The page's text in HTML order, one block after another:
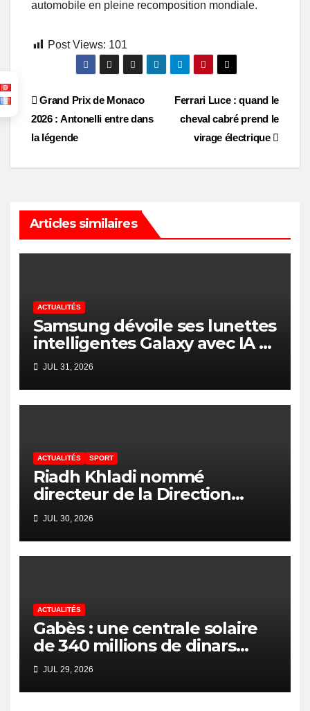
automobile en pleine recomposition mondiale.
Post Views: 101
Post
navigation
Ferrari Luce : quand le
cheval cabré prend le
virage électrique
Grand Prix de Monaco
2026 : Antonelli entre dans
la légende
Articles similaires
ACTUALITÉS
Samsung dévoile ses lunettes
intelligentes Galaxy avec IA et
Gemini
JUL 31, 2026
ACTUALITÉS SPORT
Riadh Khladi nommé
directeur de la Direction
Nationale de l’Arbitrage
JUL 30, 2026
ACTUALITÉS
Gabès : une centrale solaire
de 340 millions de dinars
pour renforcer la transition
énergétique et créer 400
emplois
JUL 29, 2026